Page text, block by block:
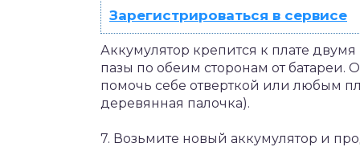
Зарегистрироваться в сервисе
Аккумулятор крепится к плате
пазы по обеим сторонам от батареи.
помочь себе отверткой или любым
деревянная палочка).
7. Возьмите новый аккумулятор и